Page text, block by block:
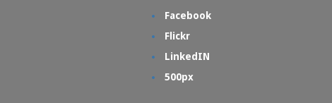
Facebook
Flickr
LinkedIN
500px